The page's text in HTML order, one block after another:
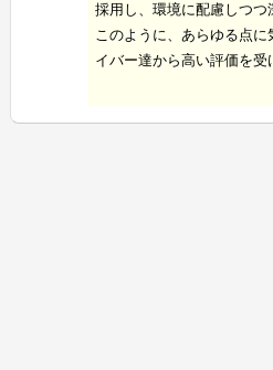
採用し、環境に配慮しつ
このように、あらゆる点
イバー達から高い評価を受